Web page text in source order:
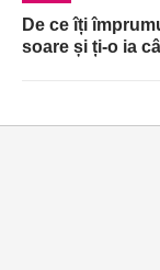
De ce îți
soare și ți-o ia